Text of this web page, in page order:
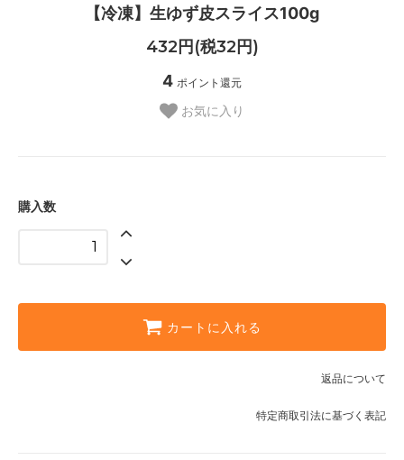
【冷凍】生ゆず皮スライス100g
432円(税32円)
4 ポイント還元
お気に入り
購入数
カートに入れる
返品について
特定商取引法に基づく表記